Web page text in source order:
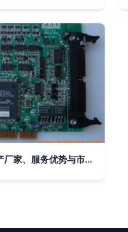
北京电路板焊接厂 专业生产厂家、服务优势与市场价格解析